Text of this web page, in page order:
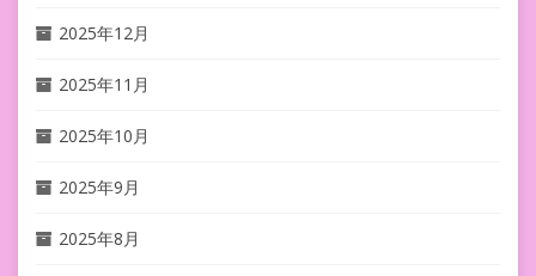
2025年12月
2025年11月
2025年10月
2025年9月
2025年8月